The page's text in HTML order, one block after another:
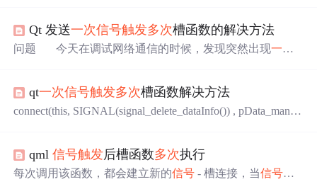
造函数中 那么你的问题很有可能就是这样引起的 ...
Qt 发送一次信号触发多次槽函数的解决方法
问题 今天在调试网络通信的时候，发现突然出现一次
就关联多次了，这就是多连接导致出现的异常问题。 解决
办法 方法1：修改连接方式 将 connect(&net_dlg, SIGNA
qt一次信号触发多次槽函数解决方法
connect(this, SIGNAL(signal_delete_dataInfo()) , pData_manag
qml信号触发后槽函数多次执行
每次调用该函数，都会建立新的信号 - 槽连接，当信号触